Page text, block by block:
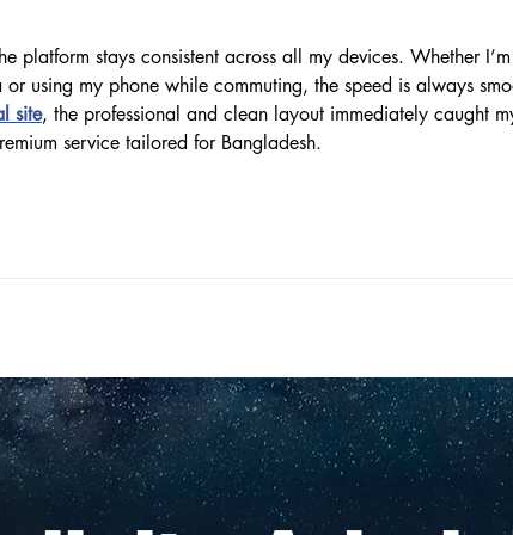
platform stays consistent across all my devices. Whether
using my phone while commuting, the speed is always
site, the professional and clean layout immediately caught
service tailored for Bangladesh.